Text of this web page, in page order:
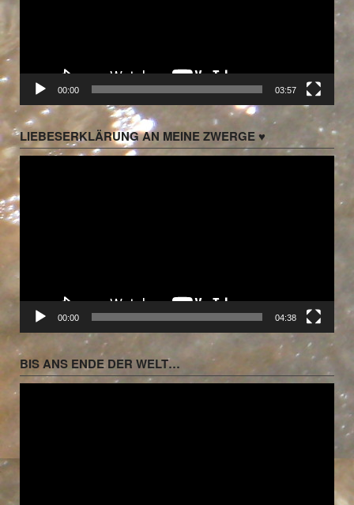
00:00 03:57
LIEBESERKLÄRUNG AN MEINE ZWERGE ♥
Video-
Player
00:00 04:38
BIS ANS ENDE DER WELT…